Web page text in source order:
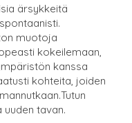
ärsykkeitä
muotoja
kokeilemaan,
kanssa
kohteita, joiden
tavan.